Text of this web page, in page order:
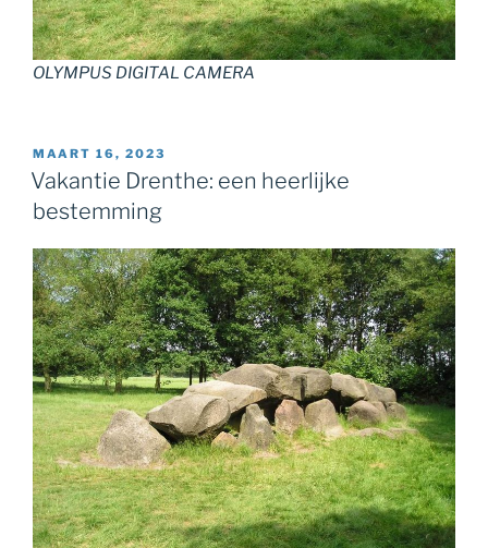
OLYMPUS DIGITAL CAMERA
GEPLAATST
OP
MAART 16, 2023
Vakantie Drenthe: een heerlijke
bestemming